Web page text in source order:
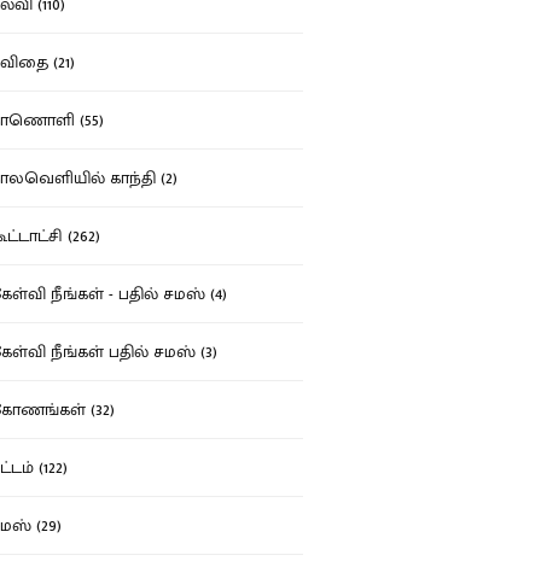
(21)
(55)
காந்தி (2)
(262)
நீங்கள் - பதில் சமஸ் (4)
நீங்கள் பதில் சமஸ் (3)
(32)
(122)
(29)